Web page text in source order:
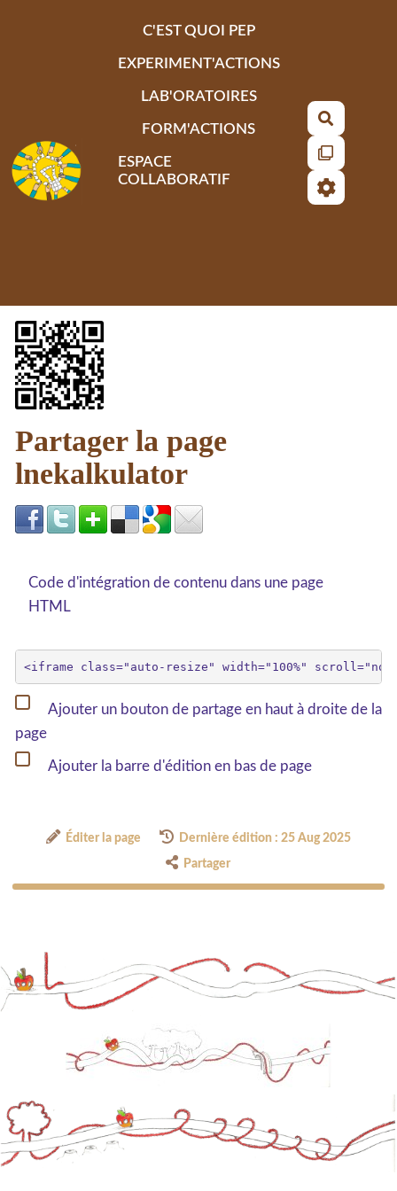
C'EST QUOI PEP
EXPERIMENT'ACTIONS
LAB'ORATOIRES
FORM'ACTIONS
ESPACE
COLLABORATIF
Partager la page
lnekalkulator
Code d'intégration de contenu dans une page
HTML
Ajouter un bouton de partage en haut à droite de la
page
Ajouter la barre d'édition en bas de page
Éditer la page Dernière édition : 25 Aug 2025
Partager